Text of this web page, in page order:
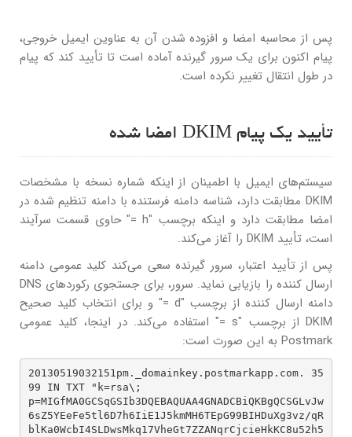
پس از محاسبه امضا و افزوده شدن آن به عناوین ایمیل خروجی،
پیام اکنون برای یک سرور گیرنده آماده است تا تأیید کند که پیام
در طول انتقال تغییر نکرده است.
تأیید یک پیام DKIM امضا شده
سیستم‌های ایمیل با اطمینان از اینکه شماره نسخه با مشخصات
DKIM مطابقت دارد، شناسه دامنه فرستنده با دامنه تنظیم شده در
امضا مطابقت دارد و اینکه برچسب "h =" حاوی قسمت سرآیند
است، تأیید DKIM را آغاز می‌کند.
پس از تأیید اعتبار، سرور گیرنده سعی می‌کند کلید عمومی دامنه
ارسال کننده را بازیابی نماید. سرور، برای جستجوی رکوردهای DNS
دامنه ارسال کننده از برچسب "d =" و برای انتخاب کلید صحیح
DKIM از برچسب "s =" استفاده می‌کند. در اینجا، کلید عمومی
Postmark به این صورت است:
20130519032151pm._domainkey.postmarkapp.com. 35
99 IN TXT "k=rsa\;
p=MIGfMA0GCSqGSIb3DQEBAQUAA4GNADCBiQKBgQCSGLvJw
6sZ5YEeFe5tl6D7h6IiE1J5kmMH6TEpG99BIHDuXg3vz/qR
blKa0WcbI4SLDwsMkq17VheGt7ZZANqrCjcieHkKC8u52h5